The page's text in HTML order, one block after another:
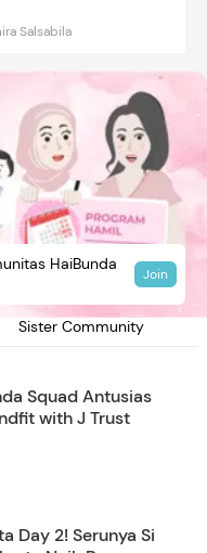
Salsabila
Sister Community
HaiBunda
Join
Squad Antusias
with J Trust
Day 2! Serunya Si